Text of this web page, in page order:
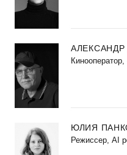
ЮЛИЯ
Режиссер, AI